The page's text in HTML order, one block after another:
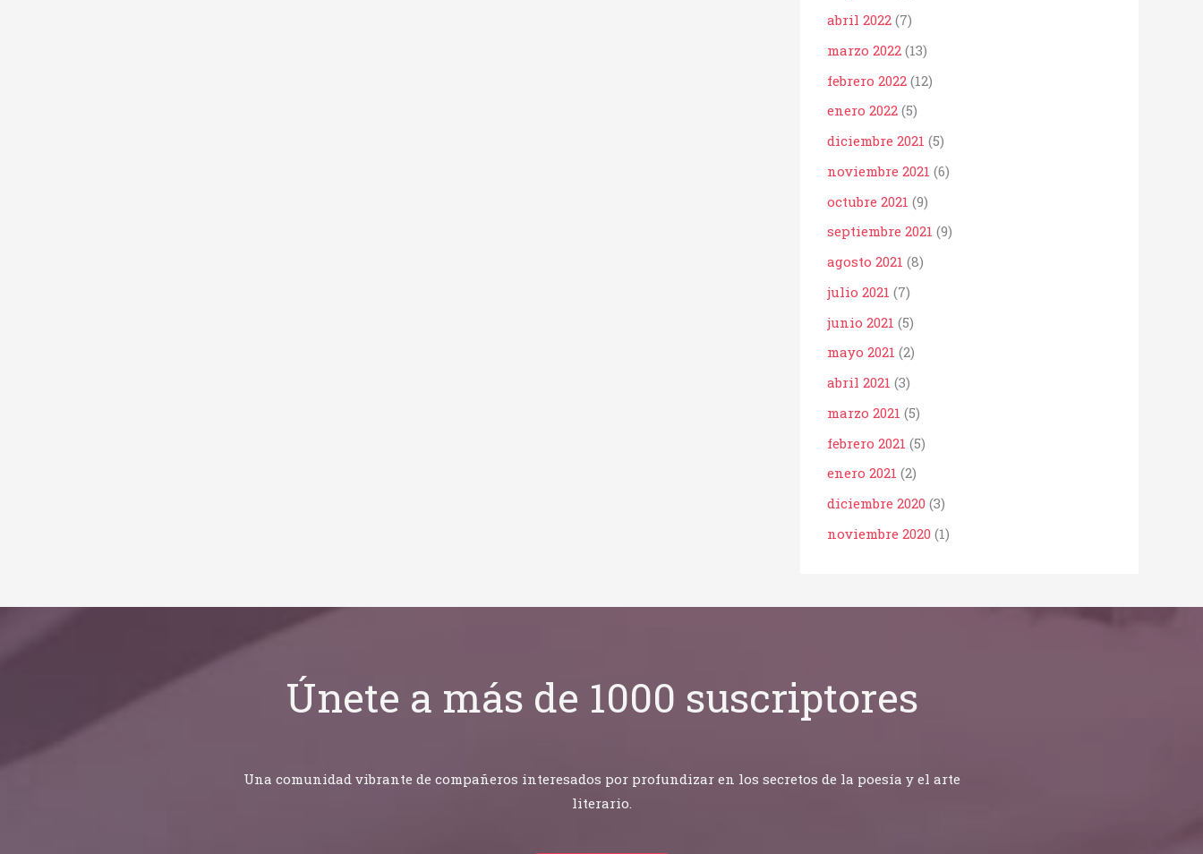
abril 2022 (7)
marzo 2022 (13)
febrero 2022 (12)
enero 2022 (5)
diciembre 2021 (5)
noviembre 2021 (6)
octubre 2021 (9)
septiembre 2021 (9)
agosto 2021 (8)
julio 2021 (7)
junio 2021 (5)
mayo 2021 (2)
abril 2021 (3)
marzo 2021 (5)
febrero 2021 (5)
enero 2021 (2)
diciembre 2020 (3)
noviembre 2020 (1)
Únete a más de 1000 suscriptores
Una comunidad vibrante de compañeros interesados por profundizar en los secretos de la poesía y el arte
literario.